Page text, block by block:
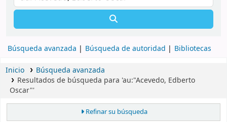
Búsqueda avanzada Búsqueda de autoridad Bibliotecas
Inicio
Búsqueda avanzada
Resultados de búsqueda para 'au:"Acevedo, Edberto
Oscar"'
Refinar su búsqueda